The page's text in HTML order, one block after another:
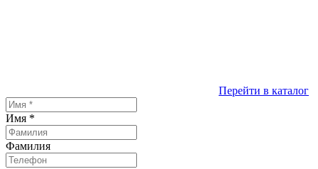
Перейти в каталог
Имя *
Фамилия